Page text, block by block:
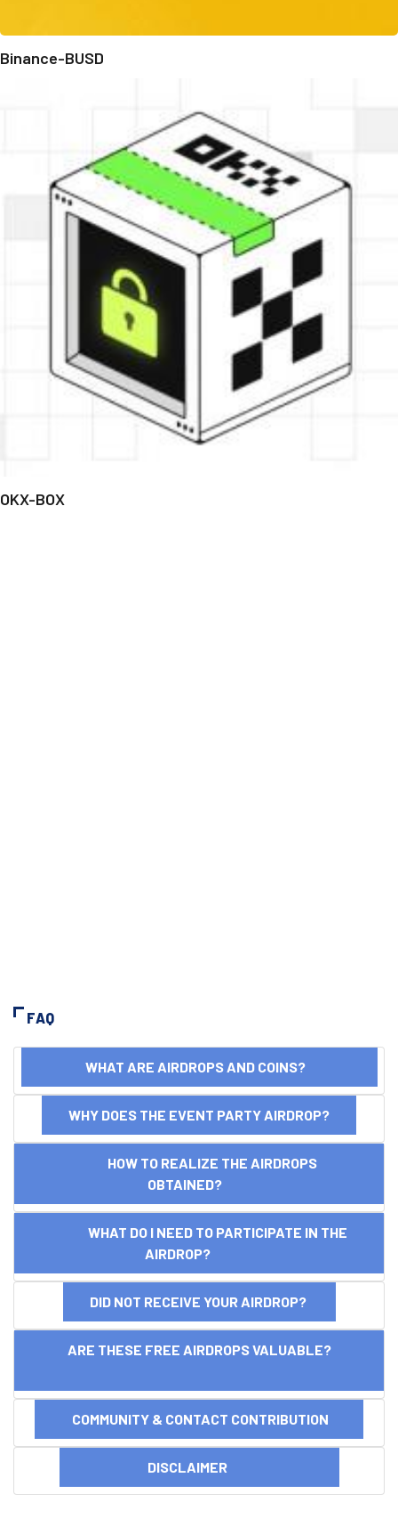
Binance-BUSD
OKX-BOX
FAQ
WHAT ARE AIRDROPS AND COINS?
WHY DOES THE EVENT PARTY AIRDROP?
HOW TO REALIZE THE AIRDROPS
OBTAINED?
WHAT DO I NEED TO PARTICIPATE IN THE
AIRDROP?
DID NOT RECEIVE YOUR AIRDROP?
ARE THESE FREE AIRDROPS VALUABLE?
COMMUNITY & CONTACT CONTRIBUTION
DISCLAIMER